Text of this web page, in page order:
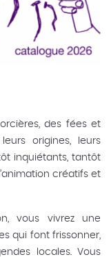
des fées et
origines, leurs
inquiétants, tantôt
créatifs et
vous vivrez une
qui font frissonner,
locales. Vous